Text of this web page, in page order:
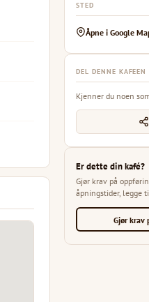
STED
Åpne i Google
DEL DENNE KAFEEN
Kjenner du noen
Er dette din kafé?
Gjør krav på
åpningstider, legge
Gjør krav